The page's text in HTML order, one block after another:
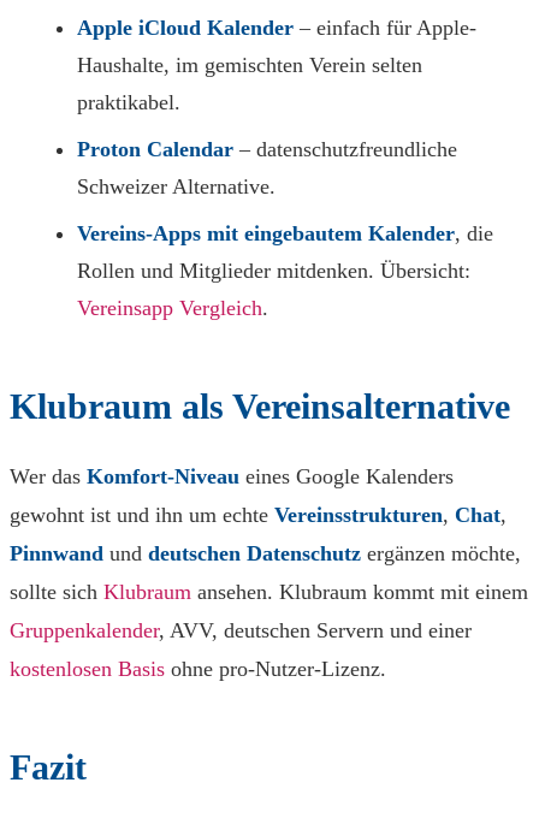
Apple iCloud Kalender – einfach für Apple-
Haushalte, im gemischten Verein selten
praktikabel.
Proton Calendar – datenschutz­freundliche
Schweizer Alternative.
Vereins-Apps mit eingebautem Kalender, die
Rollen und Mitglieder mitdenken. Übersicht:
Vereinsapp Vergleich.
Klubraum als Vereinsalternative
Wer das Komfort-Niveau eines Google Kalenders
gewohnt ist und ihn um echte Vereinsstrukturen, Chat,
Pinnwand und deutschen Datenschutz ergänzen möchte,
sollte sich Klubraum ansehen. Klubraum kommt mit einem
Gruppenkalender, AVV, deutschen Servern und einer
kostenlosen Basis ohne pro-Nutzer-Lizenz.
Fazit